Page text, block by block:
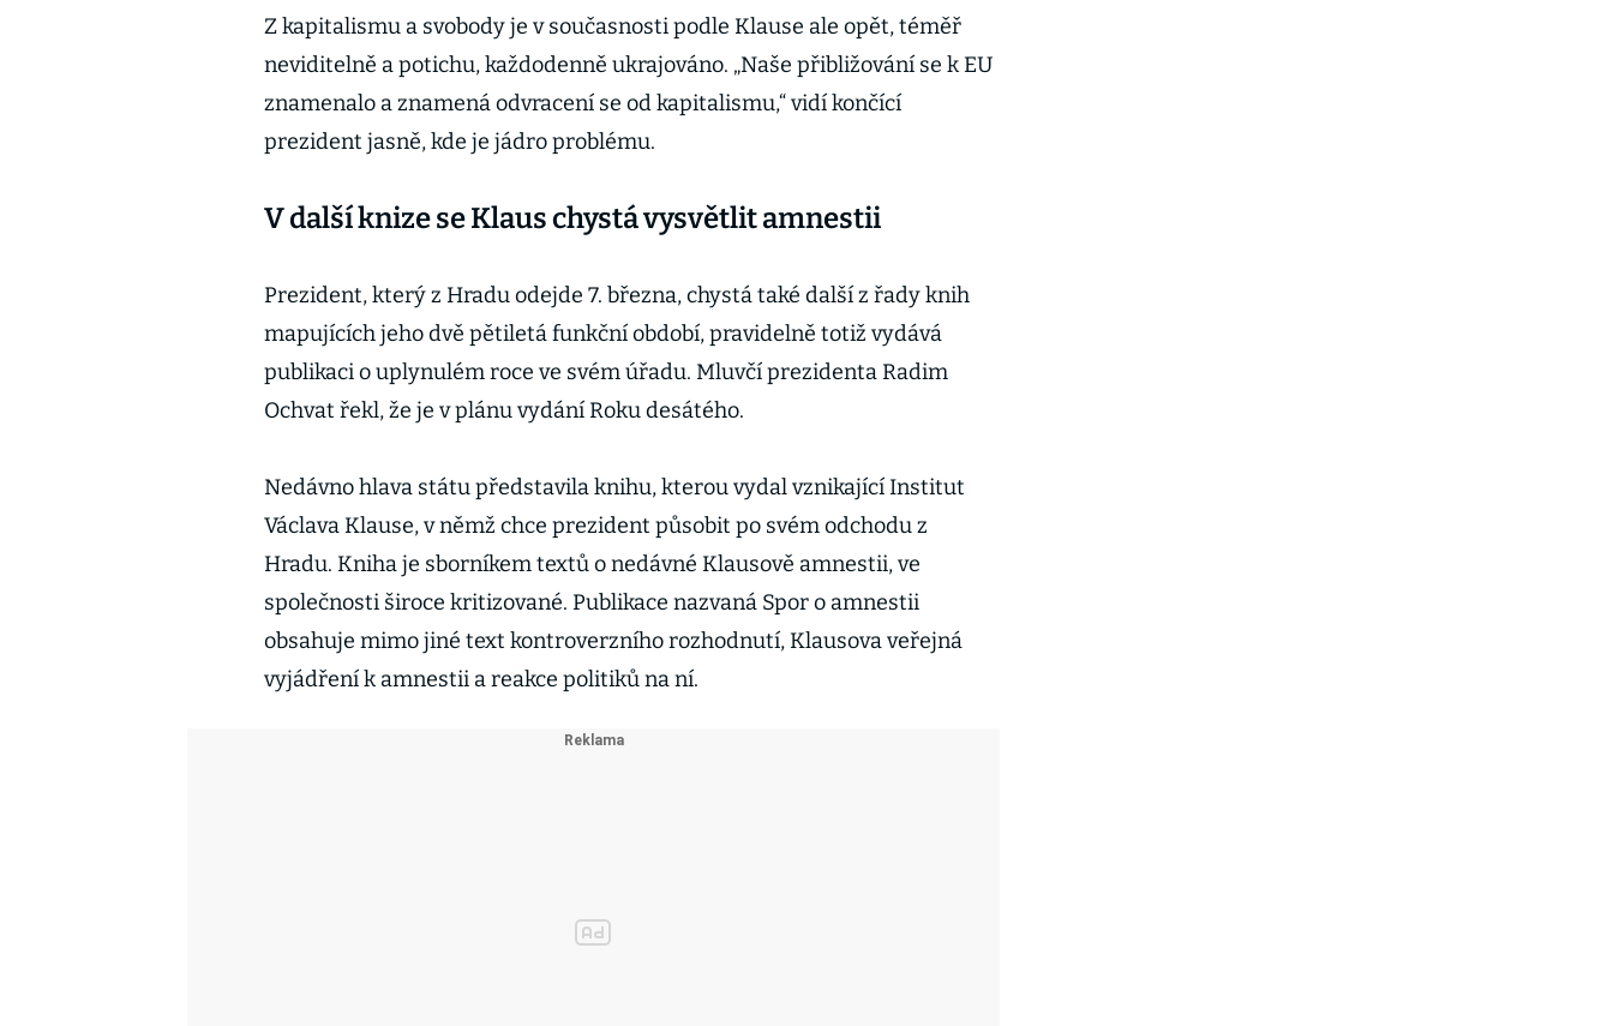
Z kapitalismu a svobody je v současnosti podle Klause ale opět, téměř
neviditelně a potichu, každodenně ukrajováno. „Naše přibližování se k EU
znamenalo a znamená odvracení se od kapitalismu,“ vidí končící
prezident jasně, kde je jádro problému.
V další knize se Klaus chystá vysvětlit amnestii
Prezident, který z Hradu odejde 7. března, chystá také další z řady knih
mapujících jeho dvě pětiletá funkční období, pravidelně totiž vydává
publikaci o uplynulém roce ve svém úřadu. Mluvčí prezidenta Radim
Ochvat řekl, že je v plánu vydání Roku desátého.
Nedávno hlava státu představila knihu, kterou vydal vznikající Institut
Václava Klause, v němž chce prezident působit po svém odchodu z
Hradu. Kniha je sborníkem textů o nedávné Klausově amnestii, ve
společnosti široce kritizované. Publikace nazvaná Spor o amnestii
obsahuje mimo jiné text kontroverzního rozhodnutí, Klausova veřejná
vyjádření k amnestii a reakce politiků na ní.